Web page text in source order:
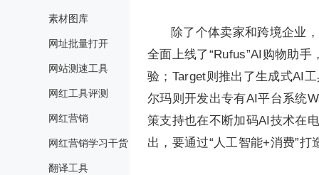
素材图库
网址批量打开
网站测速工具
网红工具评测
网红营销
网红营销学习干货
翻译工具
除了个体卖家和跨境企业
全面上线了“Rufus”AI购物助
验；Target则推出了生成式AI
尔玛则开发出专有AI平台系统
策支持也在不断加码AI技术在
出，要通过“人工智能+消费”